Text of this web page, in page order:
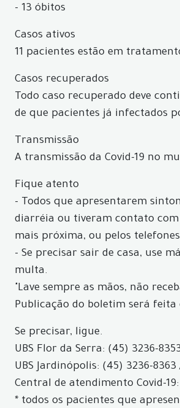
- 13 óbitos
Casos ativos
11 pacientes estão em
Casos recuperados
Todo caso recuperado deve
de que pacientes já infectados
Transmissão
A transmissão da Covid-19 no
Fique atento
- Todos que apresentarem
diarréia ou tiveram contato com
mais próxima, ou pelos
- Se precisar sair de casa, use
multa.
"Lave sempre as mãos, não
Publicação do boletim será feita
Se precisar, ligue.
UBS Flor da Serra: (45) 3236-
UBS Jardinópolis: (45) 3236-
Central de atendimento Covid-
* todos os pacientes que